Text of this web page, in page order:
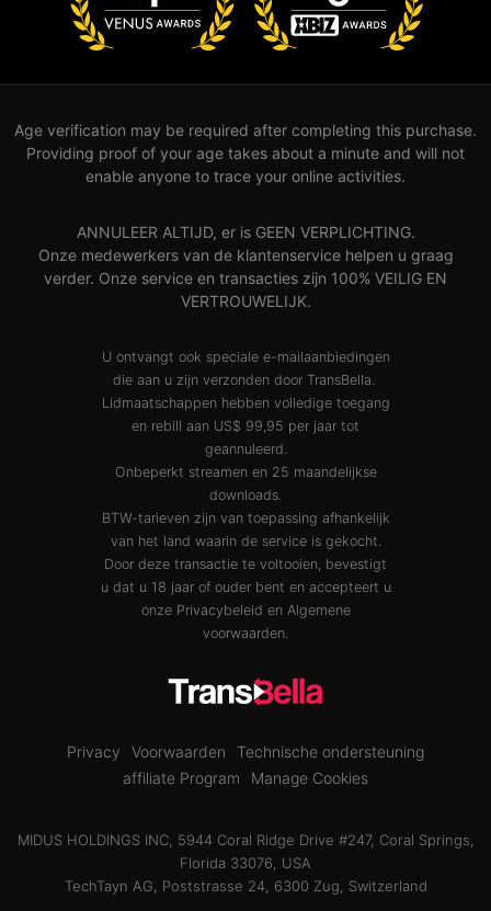
Age verification may be required after completing this purchase.
Providing proof of your age takes about a minute and will not
enable anyone to trace your online activities.
ANNULEER ALTIJD, er is GEEN VERPLICHTING.
Onze medewerkers van de klantenservice helpen u graag
verder. Onze service en transacties zijn 100% VEILIG EN
VERTROUWELIJK.
U ontvangt ook speciale e-mailaanbiedingen
die aan u zijn verzonden door TransBella.
Lidmaatschappen hebben volledige toegang
en rebill aan US$ 99,95 per jaar tot
geannuleerd.
Onbeperkt streamen en 25 maandelijkse
downloads.
BTW-tarieven zijn van toepassing afhankelijk
van het land waarin de service is gekocht.
Door deze transactie te voltooien, bevestigt
u dat u 18 jaar of ouder bent en accepteert u
onze Privacybeleid en Algemene
voorwaarden
Privacy Voorwaarden
Technische ondersteuning
affiliate Program
Manage Cookies
MIDUS HOLDINGS INC, 5944 Coral Ridge Drive #247, Coral Springs,
Florida 33076, USA
TechTayn AG, Poststrasse 24, 6300 Zug, Switzerland